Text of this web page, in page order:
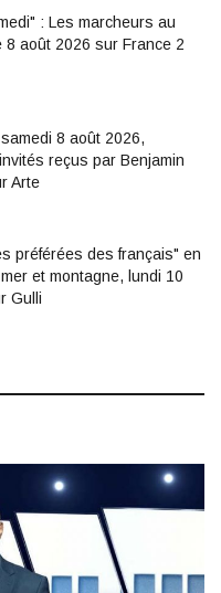
: Les marcheurs au
8 août 2026 sur France 2
8 août 2026,
reçus par Benjamin
Arte
préférées des français" en
et montagne, lundi 10
Gulli